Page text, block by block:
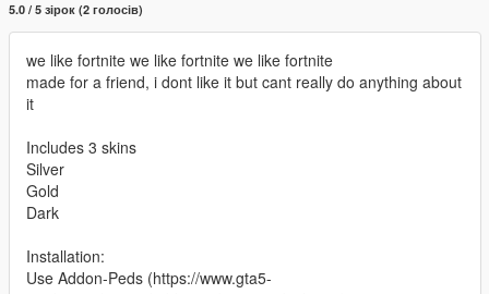
5.0 / 5 зірок (2 голосів)
we like fortnite we like fortnite we like fortnite
made for a friend, i dont like it but cant really do anything about
it
Includes 3 skins
Silver
Gold
Dark
Installation:
Use Addon-Peds (https://www.gta5-